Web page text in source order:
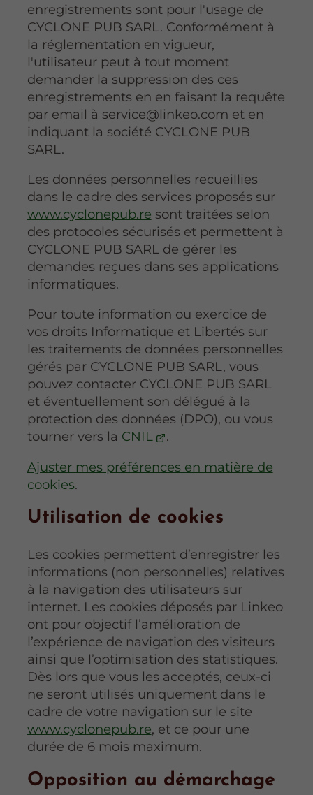
enregistrements sont pour l'usage de
CYCLONE PUB SARL. Conformément à
la réglementation en vigueur,
l'utilisateur peut à tout moment
demander la suppression des ces
enregistrements en en faisant la requête
par email à service@linkeo.com et en
indiquant la société CYCLONE PUB
SARL.
Les données personnelles recueillies
dans le cadre des services proposés sur
www.cyclonepub.re sont traitées selon
des protocoles sécurisés et permettent à
CYCLONE PUB SARL de gérer les
demandes reçues dans ses applications
informatiques.
Pour toute information ou exercice de
vos droits Informatique et Libertés sur
les traitements de données personnelles
gérés par CYCLONE PUB SARL, vous
pouvez contacter CYCLONE PUB SARL
et éventuellement son délégué à la
protection des données (DPO), ou vous
tourner vers la CNIL
.
Ajuster mes préférences en matière de
cookies.
Utilisation de cookies
Les cookies permettent d’enregistrer les
informations (non personnelles) relatives
à la navigation des utilisateurs sur
internet. Les cookies déposés par Linkeo
ont pour objectif l’amélioration de
l’expérience de navigation des visiteurs
ainsi que l’optimisation des statistiques.
Dès lors que vous les acceptés, ceux-ci
ne seront utilisés uniquement dans le
cadre de votre navigation sur le site
www.cyclonepub.re, et ce pour une
durée de 6 mois maximum.
Opposition au démarchage